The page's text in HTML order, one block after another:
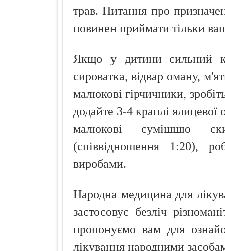
трав. Питання про
повинен приймати тільки
Якщо у дитини сильний
сироватка, відвар оману,
малюкові гірчичники,
додайте 3-4 краплі ялицевої
малюкові сумішшю
(співвідношення 1:20),
виробами.
Народна медицина для
застосовує безліч
пропонуємо вам для
лікування народними